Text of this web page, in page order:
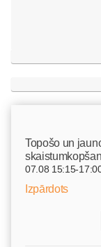
Topošo un
07.08 15:15-
Izpārdots